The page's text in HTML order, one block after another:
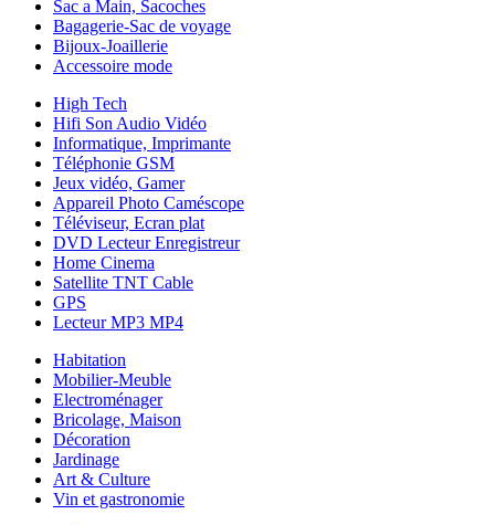
Sac a Main, Sacoches
Bagagerie-Sac de voyage
Bijoux-Joaillerie
Accessoire mode
High Tech
Hifi Son Audio Vidéo
Informatique, Imprimante
Téléphonie GSM
Jeux vidéo, Gamer
Appareil Photo Caméscope
Téléviseur, Ecran plat
DVD Lecteur Enregistreur
Home Cinema
Satellite TNT Cable
GPS
Lecteur MP3 MP4
Habitation
Mobilier-Meuble
Electroménager
Bricolage, Maison
Décoration
Jardinage
Art & Culture
Vin et gastronomie